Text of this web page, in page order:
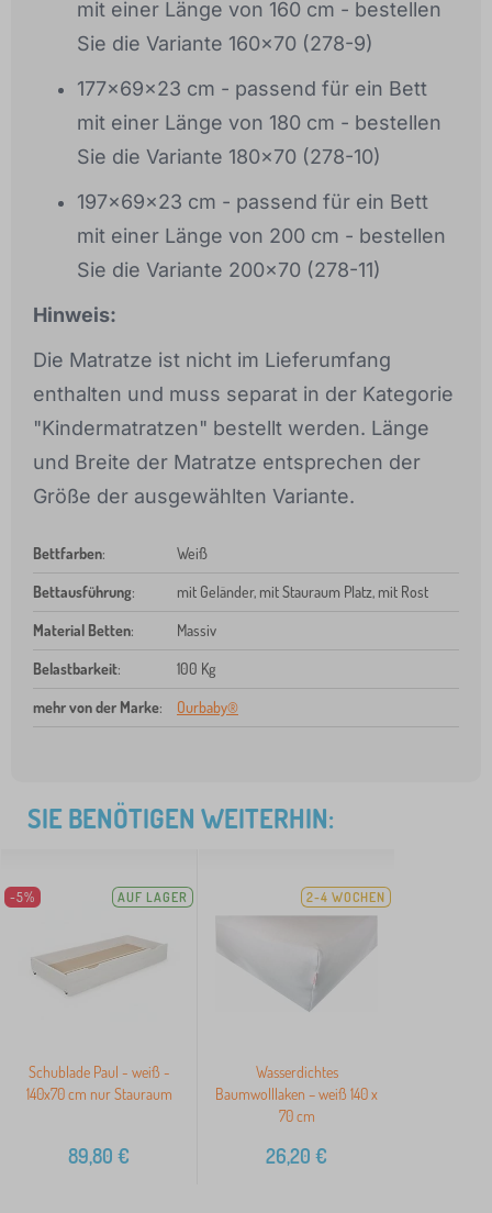
mit einer Länge von 160 cm - bestellen
Sie die Variante 160x70 (278-9)
177x69x23 cm - passend für ein Bett
mit einer Länge von 180 cm - bestellen
Sie die Variante 180x70 (278-10)
197x69x23 cm - passend für ein Bett
mit einer Länge von 200 cm - bestellen
Sie die Variante 200x70 (278-11)
Hinweis:
Die Matratze ist nicht im Lieferumfang
enthalten und muss separat in der Kategorie
"Kindermatratzen" bestellt werden. Länge
und Breite der Matratze entsprechen der
Größe der ausgewählten Variante.
Bettfarben: Weiß
Bettausführung: mit Geländer, mit Stauraum Platz, mit Rost
Material Betten: Massiv
Belastbarkeit: 100 Kg
mehr von der Marke: Ourbaby®
SIE BENÖTIGEN WEITERHIN:
-5% AUF LAGER
Schublade Paul - weiß -
140x70 cm nur Stauraum
89,80 €
2-4 WOCHEN
Wasserdichtes
Baumwolllaken – weiß 140 x
70 cm
26,20 €